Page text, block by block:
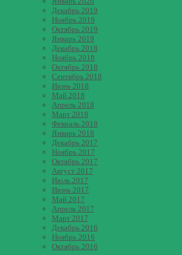
Декабрь 2019
Ноябрь 2019
Октябрь 2019
Январь 2019
Декабрь 2018
Ноябрь 2018
Октябрь 2018
Сентябрь 2018
Июнь 2018
Май 2018
Апрель 2018
Март 2018
Февраль 2018
Январь 2018
Декабрь 2017
Ноябрь 2017
Октябрь 2017
Август 2017
Июль 2017
Июнь 2017
Май 2017
Апрель 2017
Март 2017
Декабрь 2016
Ноябрь 2016
Октябрь 2016